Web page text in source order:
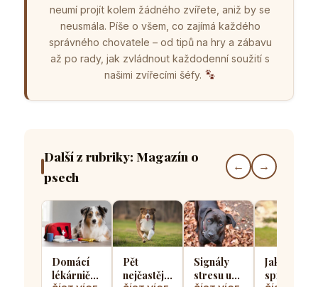
neumí projít kolem žádného zvířete, aniž by se
neusmála. Píše o všem, co zajímá každého
správného chovatele – od tipů na hry a zábavu
až po rady, jak zvládnout každodenní soužití s
našimi zvířecími šéfy.
Další z rubriky: Magazín o
psech
← →
Domácí
lékárnička
Pět
nejčastějších
Signály
stresu u
Jak
správně